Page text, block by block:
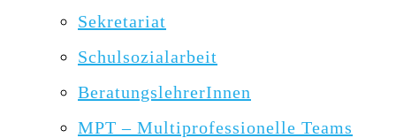
Sekretariat
Schulsozialarbeit
BeratungslehrerInnen
MPT – Multiprofessionelle Teams